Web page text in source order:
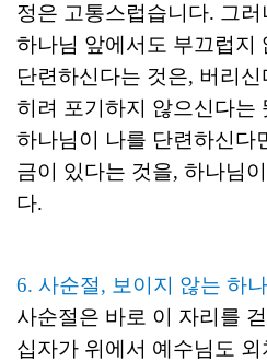
정은 고통스럽습니다. 그
하나님 앞에서도 부끄럽지
단련하신다는 것은, 버리
히려 포기하지 않으신다는
하나님이 나를 단련하신다
금이 있다는 것을, 하나님
다.
6. 사순절, 보이지 않는 하
사순절은 바로 이 자리를
십자가 위에서 예수님도